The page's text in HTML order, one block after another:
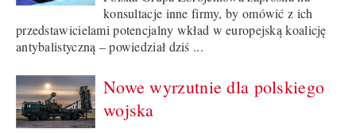
konsultacje inne firmy, by omówić z ich
przedstawicielami potencjalny wkład w europejską koalicję
antybalistyczną – powiedział dziś ...
Nowe wyrzutnie dla polskiego
wojska